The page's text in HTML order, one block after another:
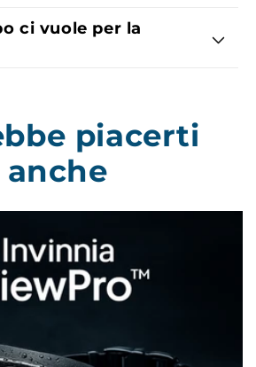
ci vuole per la
piacerti
anche